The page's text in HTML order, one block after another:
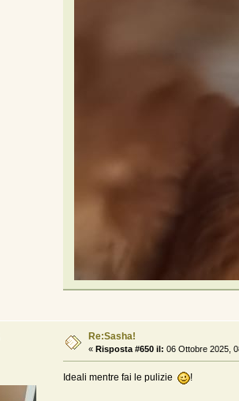
Re:Sasha!
« Risposta #650 il: 06 Ottobre 2025,
Ideali mentre fai le pulizie !